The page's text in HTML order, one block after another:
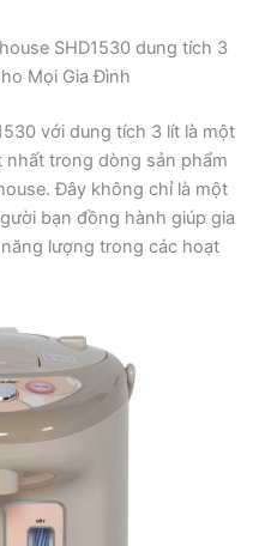
SHD1530 dung tích 3
Mọi Gia Đình
với dung tích 3 lít là một
trong dòng sản phẩm
Đây không chỉ là một
bạn đồng hành giúp gia
lượng trong các hoạt